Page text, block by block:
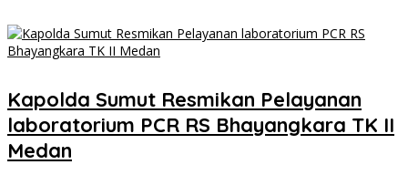
Kapolda Sumut Resmikan Pelayanan
laboratorium PCR RS Bhayangkara TK II
Medan